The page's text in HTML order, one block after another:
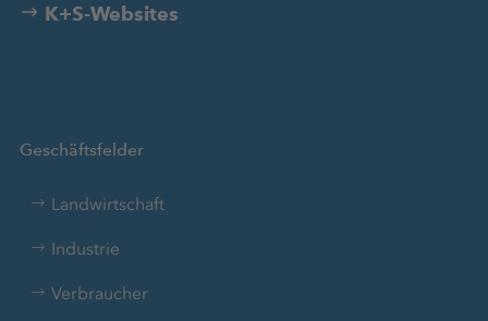
K+S-Websites
Geschäftsfelder
Landwirtschaft
Industrie
Verbraucher